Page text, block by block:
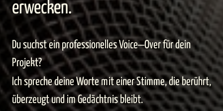
erwecken.
Du suchst ein professionelles Voice‒Over für
dein
Projekt?
Ich spreche deine Worte mit einer Stimme, die berührt,
überzeugt und im Gedächtnis bleibt.